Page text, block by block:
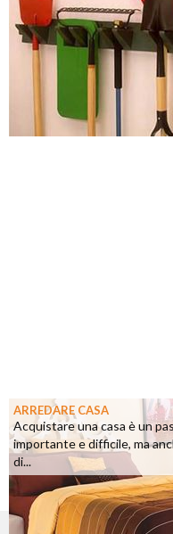
ARREDARE CASA
Acquistare una casa è un
importante e difficile, ma
di...